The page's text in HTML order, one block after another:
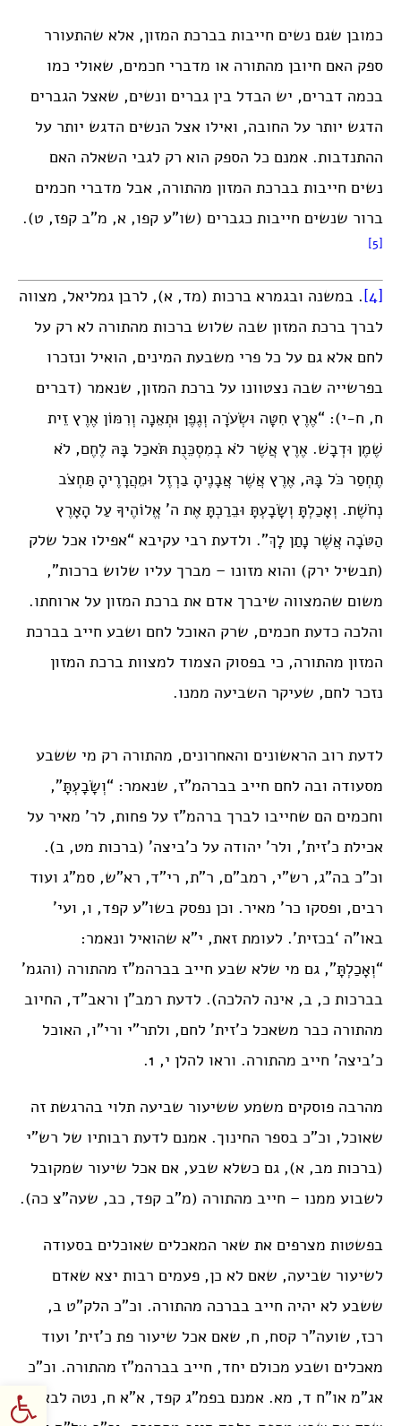
כמובן שגם נשים חייבות בברכת המזון, אלא שהתעורר
ספק האם חיובן מהתורה או מדברי חכמים, שאולי כמו
בכמה דברים, יש הבדל בין גברים ונשים, שאצל הגברים
הדגש יותר על החובה, ואילו אצל הנשים הדגש יותר על
ההתנדבות. אמנם כל הספק הוא רק לגבי השאלה האם
נשים חייבות בברכת המזון מהתורה, אבל מדברי חכמים
ברור שנשים חייבות כגברים (שו”ע קפו, א, מ”ב קפז, ט).
[5]
[4]
. במשנה ובגמרא ברכות (מד, א), לרבן גמליאל, מצווה
לברך ברכת המזון שבה שלוש ברכות מהתורה לא רק על
לחם אלא גם על כל פרי משבעת המינים, הואיל ונזכרו
בפרשייה שבה נצטוונו על ברכת המזון, שנאמר (דברים
ח, ח-י): “אֶרֶץ חִטָּה וּשְׂעֹרָה וְגֶפֶן וּתְאֵנָה וְרִמּוֹן אֶרֶץ זֵית
שֶׁמֶן וּדְבָשׁ. אֶרֶץ אֲשֶׁר לֹא בְמִסְכֵּנֻת תֹּאכַל בָּהּ לֶחֶם, לֹא
תֶחְסַר כֹּל בָּהּ, אֶרֶץ אֲשֶׁר אֲבָנֶיהָ בַרְזֶל וּמֵהֲרָרֶיהָ תַּחְצֹב
נְחֹשֶׁת. וְאָכַלְתָּ וְשָׂבָעְתָּ וּבֵרַכְתָּ אֶת ה’ אֱלוֹהֶיךָ עַל הָאָרֶץ
הַטֹּבָה אֲשֶׁר נָתַן לָךְ”. ולדעת רבי עקיבא “אפילו אכל שלק
(תבשיל ירק) והוא מזונו – מברך עליו שלוש ברכות”,
משום שהמצווה שיברך אדם את ברכת המזון על ארוחתו.
והלכה כדעת חכמים, שרק האוכל לחם ושבע חייב בברכת
המזון מהתורה, כי בפסוק הצמוד למצוות ברכת המזון
נזכר לחם, שעיקר השביעה ממנו.
לדעת רוב הראשונים והאחרונים, מהתורה רק מי ששבע
מסעודה ובה לחם חייב בברהמ”ז, שנאמר: “וְשָׂבָעְתָּ”,
וחכמים הם שחייבו לברך ברהמ”ז על פחות, לר’ מאיר על
אכילת כ’זית’, ולר’ יהודה על כ’ביצה’ (ברכות מט, ב).
וכ”כ בה”ג, רש”י, רמב”ם, ר”ת, רי”ד, רא”ש, סמ”ג ועוד
רבים, ופסקו כר’ מאיר. וכן נפסק בשו”ע קפד, ו, ועי’
באו”ה ‘בכזית’. לעומת זאת, י”א שהואיל ונאמר:
“וְאָכַלְתָּ”, גם מי שלא שבע חייב בברהמ”ז מהתורה (והגמ’
בברכות כ, ב, אינה להלכה). לדעת רמב”ן וראב”ד, החיוב
מהתורה כבר משאכל כ’זית’ לחם, ולתר”י ורי”ו, האוכל
כ’ביצה’ חייב מהתורה. וראו להלן י, 1.
מהרבה פוסקים משמע ששיעור שביעה תלוי בהרגשת זה
שאוכל, וכ”כ בספר החינוך. אמנם לדעת רבותיו של רש”י
(ברכות מב, א), גם כשלא שבע, אם אכל שיעור שמקובל
לשבוע ממנו – חייב מהתורה (מ”ב קפד, כב, שעה”צ כה).
בפשטות מצרפים את שאר המאכלים שאוכלים בסעודה
לשיעור שביעה, שאם לא כן, פעמים רבות יצא שאדם
ששבע לא יהיה חייב בברכה מהתורה. וכ”כ הלק”ט ב,
רכז, שועה”ר קסח, ח, שאם אכל שיעור פת כ’זית’ ועוד
מאכלים ושבע מכולם יחד, חייב בברהמ”ז מהתורה. וכ”כ
אג”מ או”ח ד, מא. אמנם בפמ”ג קפד, א”א ח, נטה לבאר
פתח